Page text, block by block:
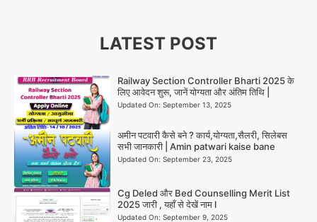
LATEST POST
Railway Section Controller Bharti 2025 के
लिए आवेदन शुरू, जानें योग्यता और अंतिम तिथि |
Updated On:September 13, 2025
अमीन पटवारी कैसे बने ? कार्य,योग्यता,सैलरी, सिलेबस
सभी जानकारी | Amin patwari kaise bane
Updated On:September 23, 2025
Cg Deled और Bed Counselling Merit List
2025 जारी , यहाँ से देखें नाम l
Updated On:September 9, 2025